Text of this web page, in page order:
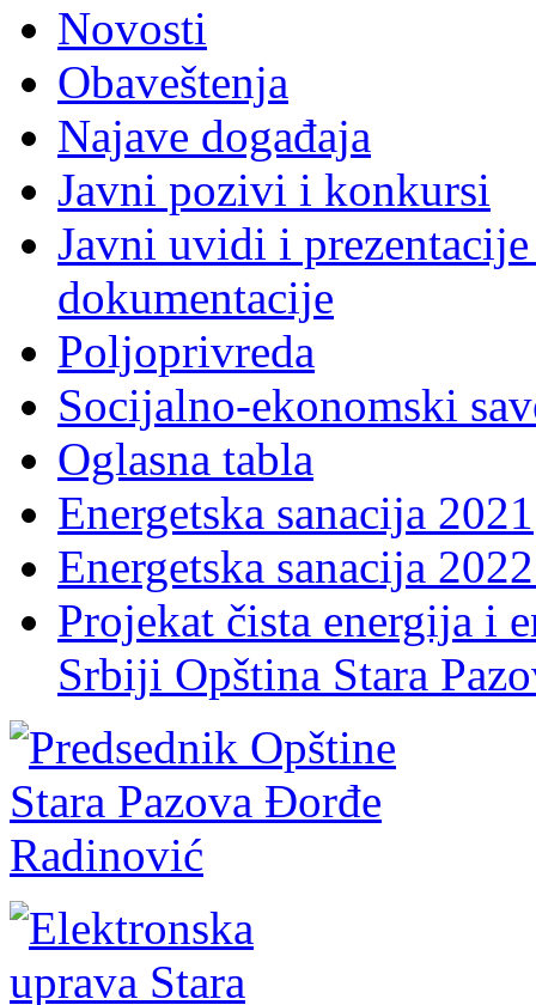
Novosti
Obaveštenja
Najave događaja
Javni pozivi i konkursi
Javni uvidi i
dokumentacije
Poljoprivreda
Socijalno-ekonomski
Oglasna tabla
Energetska sanacija 2021
Energetska sanacija
Projekat čista energija i
Srbiji Opština Stara